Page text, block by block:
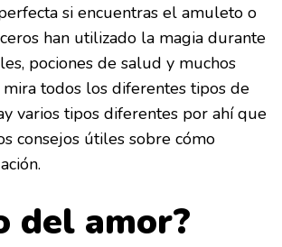
si encuentras el amuleto o
han utilizado la magia durante
pociones de salud y muchos
todos los diferentes tipos de
varios tipos diferentes por ahí que
consejos útiles sobre cómo
del amor?